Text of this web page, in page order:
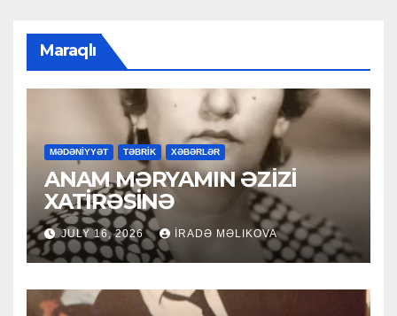
Maraqlı
MƏDƏNİYYƏT TƏBRİK XƏBƏRLƏR
ANAM MƏRYAMIN ƏZİZİ
XATİRƏSİNƏ
JULY 16, 2026 İRADƏ MƏLIKOVA